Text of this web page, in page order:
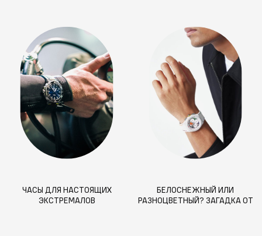
ЧАСЫ ДЛЯ НАСТОЯЩИХ
ЭКСТРЕМАЛОВ
БЕЛОСНЕЖНЫЙ ИЛИ
РАЗНОЦВЕТНЫЙ? ЗАГАДКА ОТ